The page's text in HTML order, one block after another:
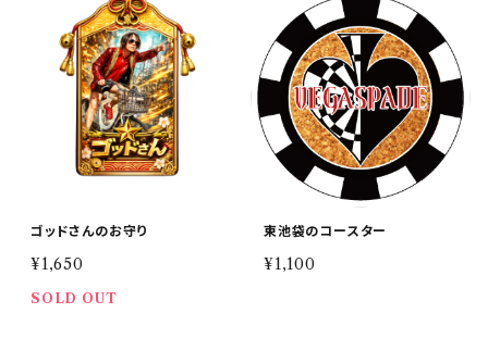
ゴッドさんのお守り
¥1,650
SOLD OUT
東池袋のコースター
¥1,100